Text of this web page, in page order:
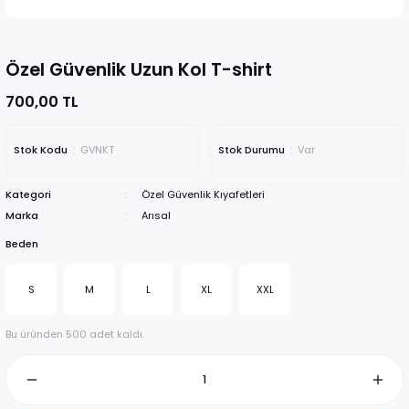
Özel Güvenlik Uzun Kol T-shirt
700,00 TL
Stok Kodu GVNKT Stok Durumu Var
Kategori
Özel Güvenlik Kıyafetleri
Marka
Arısal
Beden
S M L XL XXL
Bu üründen 500 adet kaldı.